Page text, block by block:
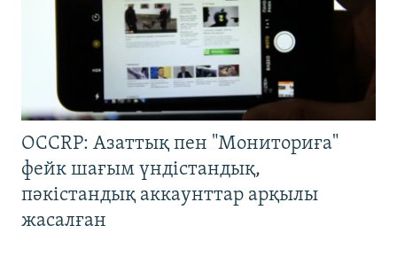
OCCRP: Азаттық пен "Мониториға"
фейк шағым үндістандық,
пәкістандық аккаунттар арқылы
жасалған